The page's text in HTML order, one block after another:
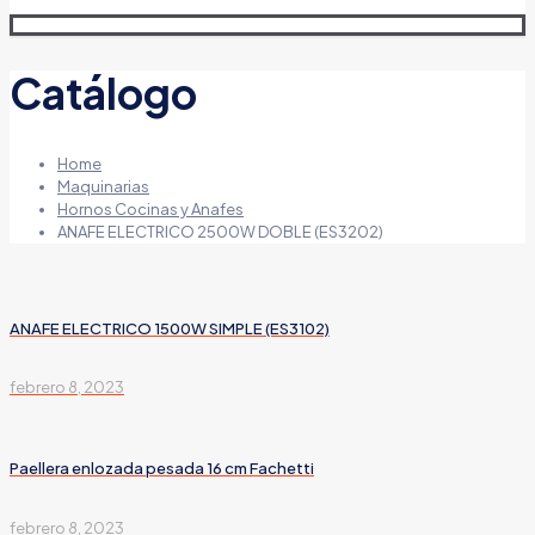
Catálogo
Home
Maquinarias
Hornos Cocinas y Anafes
ANAFE ELECTRICO 2500W DOBLE (ES3202)
ANAFE ELECTRICO 1500W SIMPLE (ES3102)
febrero 8, 2023
Paellera enlozada pesada 16 cm Fachetti
febrero 8, 2023